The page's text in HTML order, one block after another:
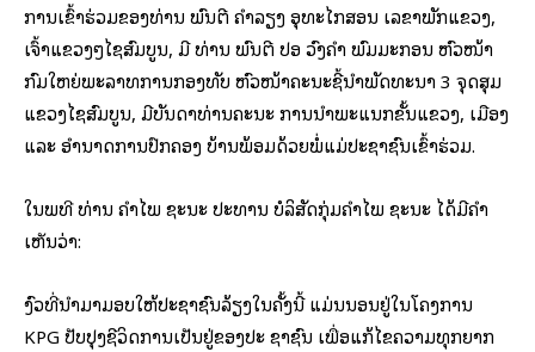
ການເຂົ້າຮ່ວມຂອງທ່ານ ພົນຕີ ຄໍາລຽງ ອຸທະໄກສອນ ເລຂາພັກແຂວງ,
ເຈົ້າແຂວງໆໄຊສົມບູນ, ມີ ທ່ານ ພົນຕີ ປອ ວົງຄຳ ພົມມະກອນ ຫົວໜ້າ
ກົມໃຫຍ່ພະລາທິການກອງທັບ ຫົວໜ້າຄະນະຊີ້ນໍາພັດທະນາ 3 ຈຸດສຸມ
ແຂວງໄຊສົມບູນ, ມີບັນດາທ່ານຄະນະ ການນໍາພະແນກຂັ້ນແຂວງ, ເມືອງ
ແລະ ອໍານາດການປົກຄອງ ບ້ານພ້ອມດ້ວຍພໍ່ແມ່ປະຊາຊົນເຂົ້າຮ່ວມ.
ໃນພິທີ ທ່ານ ຄໍາໄພ ຊະນະ ປະທານ ບໍລິສັດກຸ່ມຄໍາໄພ ຊະນະ ໄດ້ມີຄຳ
ເຫັນວ່າ:
ງົວທີ່ນໍາມາມອບໃຫ້ປະຊາຊົນລ້ຽງໃນຄັ້ງນີ້ ແມ່ນນອນຢູ່ໃນໂຄງການ
KPG ປັບປຸງຊີວິດການເປັນຢູ່ຂອງປະ ຊາຊົນ ເພື່ອແກ້ໄຂຄວາມທຸກຍາກ